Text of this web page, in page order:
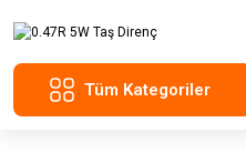
Tüm Kategoriler